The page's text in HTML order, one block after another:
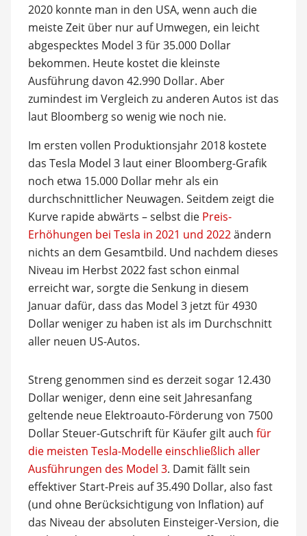
2020 konnte man in den USA, wenn auch die
meiste Zeit über nur auf Umwegen, ein leicht
abgespecktes Model 3 für 35.000 Dollar
bekommen. Heute kostet die kleinste
Ausführung davon 42.990 Dollar. Aber
zumindest im Vergleich zu anderen Autos ist das
laut Bloomberg so wenig wie noch nie.
Im ersten vollen Produktionsjahr 2018 kostete
das Tesla Model 3 laut einer Bloomberg-Grafik
noch etwa 15.000 Dollar mehr als ein
durchschnittlicher Neuwagen. Seitdem zeigt die
Kurve rapide abwärts – selbst die Preis-
Erhöhungen bei Tesla in 2021 und 2022ändern
nichts an dem Gesamtbild. Und nachdem dieses
Niveau im Herbst 2022 fast schon einmal
erreicht war, sorgte die Senkung in diesem
Januar dafür, dass das Model 3 jetzt für 4930
Dollar weniger zu haben ist als im Durchschnitt
aller neuen US-Autos.
Streng genommen sind es derzeit sogar 12.430
Dollar weniger, denn eine seit Jahresanfang
geltende neue Elektroauto-Förderung von 7500
Dollar Steuer-Gutschrift für Käufer gilt auch für
die meisten Tesla-Modelle einschließlich aller
Ausführungen des Model 3. Damit fällt sein
effektiver Start-Preis auf 35.490 Dollar, also fast
(und ohne Berücksichtigung von Inflation) auf
das Niveau der absoluten Einsteiger-Version, die